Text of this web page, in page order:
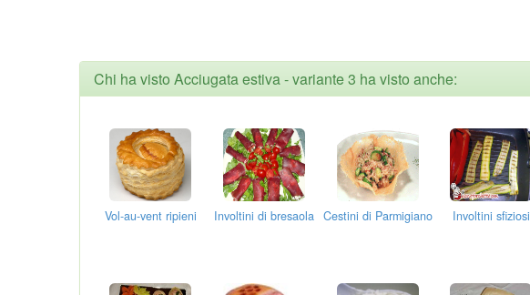
Chi ha visto Acciugata estiva - variante 3 ha visto anche:
Vol-au-vent ripieni Involtini di bresaola Cestini di Parmigiano Involtini sfiziosi